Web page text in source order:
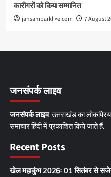
कारीगरों को किया सम्मानित
jansamparklive.com 7 August
जनसंपर्क लाइव
जनसंपर्क लाइवउत्तराखंड का
समाचार हिंदी में प्रकाशित किये जाते हैं.
Recent Posts
खेल महाकुंभ 2026ः 01 सितंबर से